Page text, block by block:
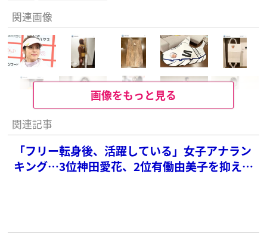
関連画像
画像をもっと見る
関連記事
「フリー転身後、活躍している」女子アナラン
キング…3位神田愛花、2位有働由美子を抑えた